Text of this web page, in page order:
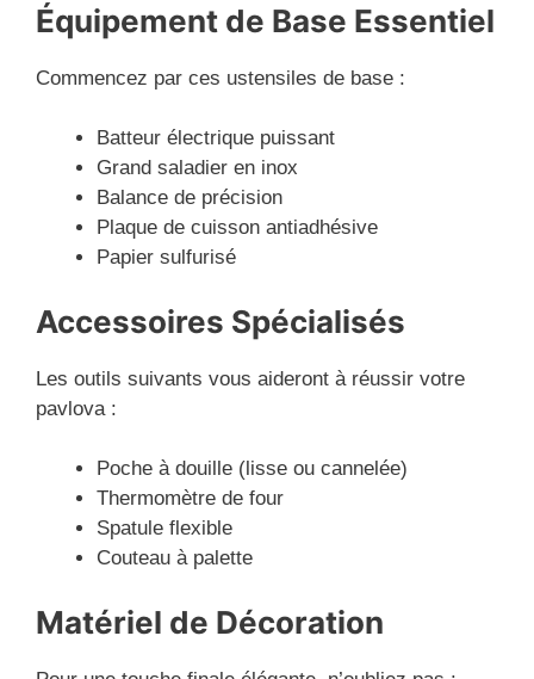
Équipement de Base Essentiel
Commencez par ces ustensiles de base :
Batteur électrique puissant
Grand saladier en inox
Balance de précision
Plaque de cuisson antiadhésive
Papier sulfurisé
Accessoires Spécialisés
Les outils suivants vous aideront à réussir votre
pavlova :
Poche à douille (lisse ou cannelée)
Thermomètre de four
Spatule flexible
Couteau à palette
Matériel de Décoration